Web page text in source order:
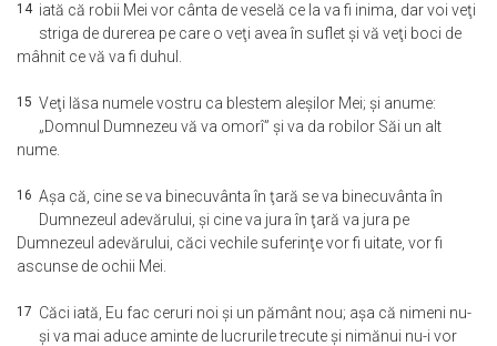
14 iată că robii Mei vor cânta de veselă ce la va fi inima, dar voi veţi
striga de durerea pe care o veţi avea în suflet şi vă veţi boci de
mâhnit ce vă va fi duhul.
15 Veţi lăsa numele vostru ca blestem aleşilor Mei; şi anume:
„Domnul Dumnezeu vă va omorî” şi va da robilor Săi un alt
nume.
16 Aşa că, cine se va binecuvânta în ţară se va binecuvânta în
Dumnezeul adevărului, şi cine va jura în ţară va jura pe
Dumnezeul adevărului, căci vechile suferinţe vor fi uitate, vor fi
ascunse de ochii Mei.
17 Căci iată, Eu fac ceruri noi şi un pământ nou; aşa că nimeni nu-
şi va mai aduce aminte de lucrurile trecute şi nimănui nu-i vor